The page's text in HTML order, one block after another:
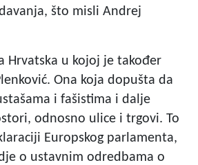
što misli Andrej
Hrvatska u kojoj je također
Ona koja dopušta da
i fašistima i dalje
odnosno ulice i trgovi. To
Europskog parlamenta,
o ustavnim odredbama o